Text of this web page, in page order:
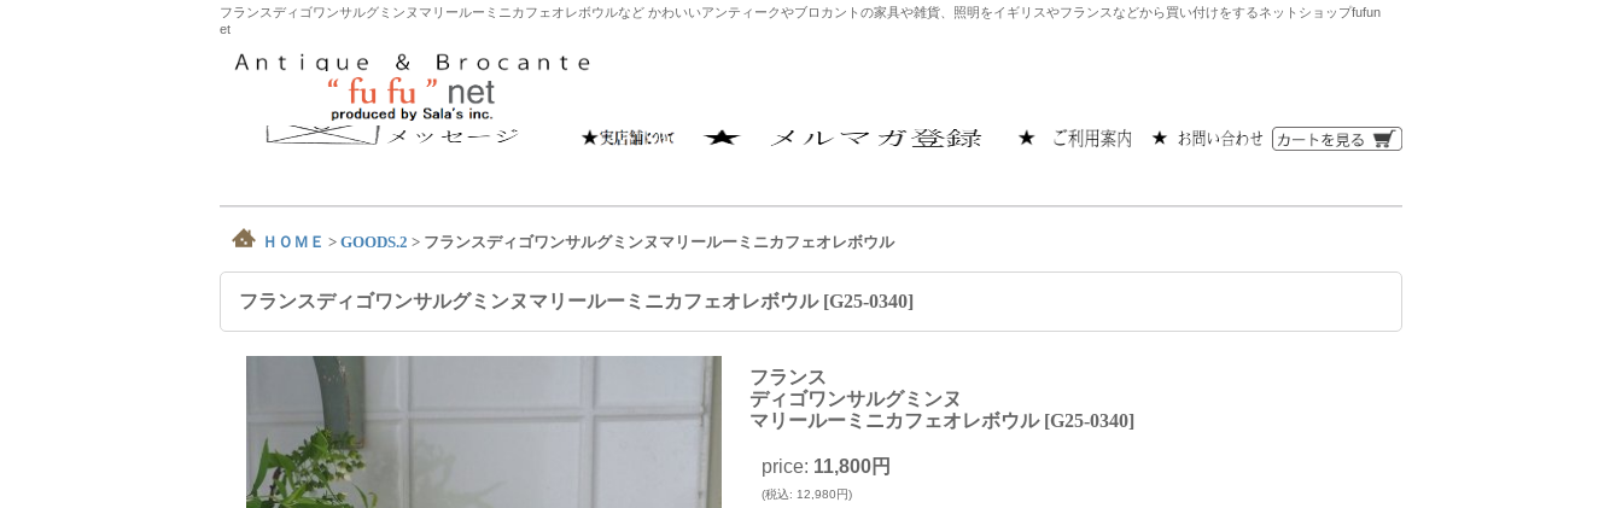
フランスディゴワンサルグミンヌマリールーミニカフェオレボウルなど かわいいアンティークやブロカントの家具や雑貨、照明をイギリスやフランスなどから買い付けをするネットショップfufun
et
ＨＯＭＥ > GOODS.2 > フランスディゴワンサルグミンヌマリールーミニカフェオレボウル
フランスディゴワンサルグミンヌマリールーミニカフェオレボウル [G25-0340]
フランス
ディゴワンサルグミンヌ
マリールーミニカフェオレボウル [G25-0340]
price: 11,800円
(税込: 12,980円)